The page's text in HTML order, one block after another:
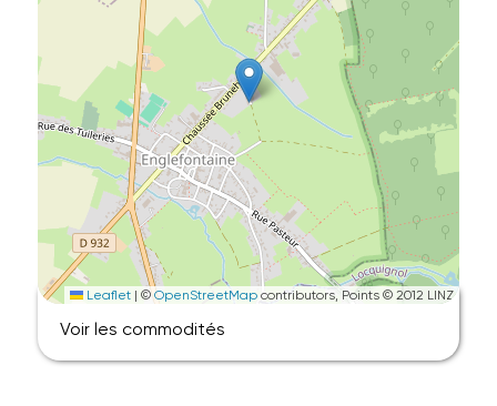
Leaflet | ©OpenStreetMap contributors, Points © 2012 LINZ
Voir les commodités